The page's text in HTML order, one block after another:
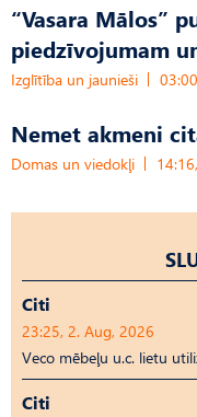
“Vasara Mālos”
piedzīvojumam
Izglītība un jaunieši
Nemet akmeni
Domas un viedokļi
Citi
23:25, 2. Aug, 2026
Veco mēbeļu u.c. lietu
Citi